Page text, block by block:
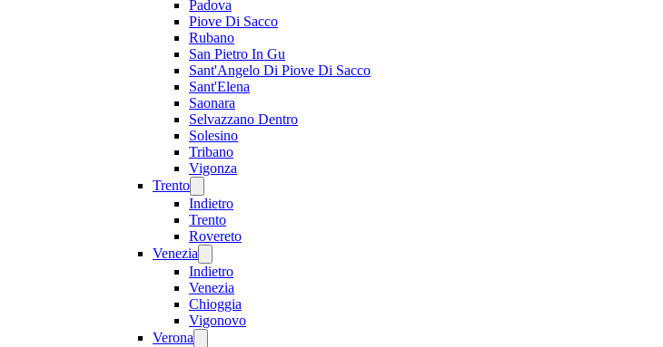
Padova
Piove Di Sacco
Rubano
San Pietro In Gu
Sant'Angelo Di Piove Di Sacco
Sant'Elena
Saonara
Selvazzano Dentro
Solesino
Tribano
Vigonza
Trento
Indietro
Trento
Rovereto
Venezia
Indietro
Venezia
Chioggia
Vigonovo
Verona